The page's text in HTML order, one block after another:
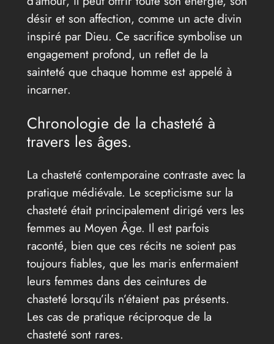
désir et son affection, comme un acte divin
inspiré par Dieu. Ce sacrifice symbolise un
engagement profond, un reflet de la
sainteté que chaque homme est appelé à
incarner.
Chronologie de la chasteté à
travers les âges.
La chasteté contemporaine contraste avec la
pratique médiévale. Le scepticisme sur la
chasteté était principalement dirigé vers les
femmes au Moyen Âge. Il est parfois
raconté, bien que ces récits ne soient pas
toujours fiables, que les maris enfermaient
leurs femmes dans des ceintures de
chasteté lorsqu’ils n’étaient pas présents.
Les cas de pratique réciproque de la
chasteté sont rares.